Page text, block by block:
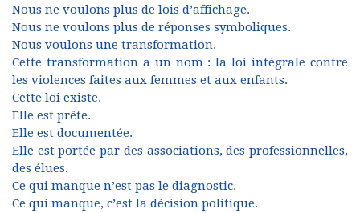
Nous ne voulons plus de lois d’affichage.
Nous ne voulons plus de réponses symboliques.
Nous voulons une transformation.
Cette transformation a un nom : la loi intégrale contre
les violences faites aux femmes et aux enfants.
Cette loi existe.
Elle est prête.
Elle est documentée.
Elle est portée par des associations, des professionnelles,
des élues.
Ce qui manque n’est pas le diagnostic.
Ce qui manque, c’est la décision politique.